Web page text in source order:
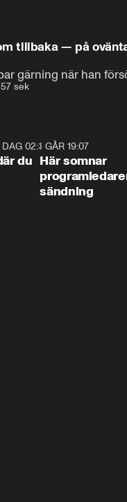
tillbaka — på
gärning när han
57 sek
1:06
DAG 02:30
du
I GÅR 19:07
Här somnar
sändning